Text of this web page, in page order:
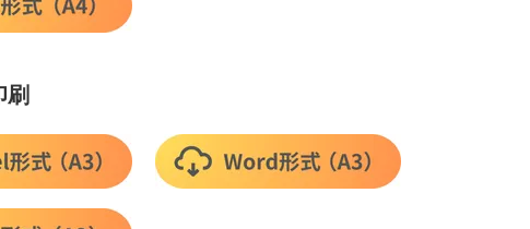
刷